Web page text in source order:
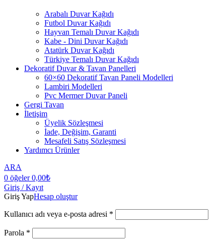
Arabalı Duvar Kağıdı
Futbol Duvar Kağıdı
Hayvan Temalı Duvar Kağıdı
Kabe - Dini Duvar Kağıdı
Atatürk Duvar Kağıdı
Türkiye Temalı Duvar Kağıdı
Dekoratif Duvar & Tavan Panelleri
60×60 Dekoratif Tavan Paneli Modelleri
Lambiri Modelleri
Pvc Mermer Duvar Paneli
Gergi Tavan
İletişim
Üyelik Sözleşmesi
İade, Değişim, Garanti
Mesafeli Satış Sözleşmesi
Yardımcı Ürünler
ARA
0 öğeler 0,00₺
Giriş / Kayıt
Giriş YapHesap oluştur
Kullanıcı adı veya e-posta adresi *
Parola *